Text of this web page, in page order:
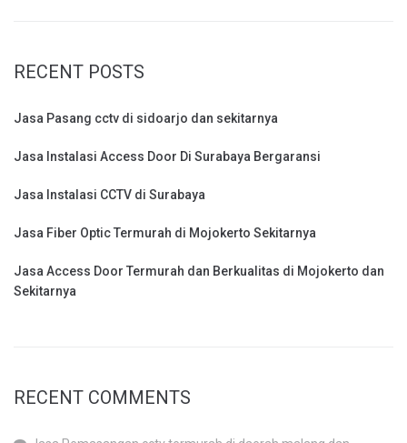
RECENT POSTS
Jasa Pasang cctv di sidoarjo dan sekitarnya
Jasa Instalasi Access Door Di Surabaya Bergaransi
Jasa Instalasi CCTV di Surabaya
Jasa Fiber Optic Termurah di Mojokerto Sekitarnya
Jasa Access Door Termurah dan Berkualitas di Mojokerto dan
Sekitarnya
RECENT COMMENTS